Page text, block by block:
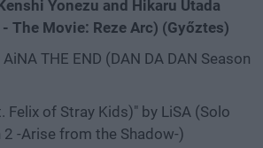
Yonezu and Hikaru Utada
The Movie: Reze Arc) (Győztes)
THE END (DAN DA DAN Season
Felix of Stray Kids)" by LiSA (Solo
2 -Arise from the Shadow-)